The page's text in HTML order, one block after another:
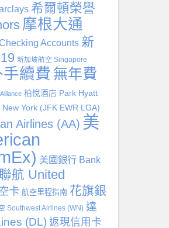
希爾頓榮譽
摩根大通
Accounts 新
新加坡航空 Singapore
續費 無年費
柏悅酒店 Park Hyatt
New York (JFK EWR LGA)
Airlines (AA) 美
美國銀行 Bank
航 United
卡 航空里程指南 花旗銀
Southwest Airlines (WN) 達
(DL) 返現信用卡